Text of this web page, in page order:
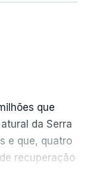
que
da Serra
e que, quatro
recuperação